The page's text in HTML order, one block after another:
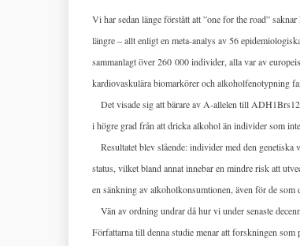
Vi har sedan länge förstått att ”one for the road”
längre – allt enligt en meta-analys av 56
sammanlagt över 260 000 individer, alla var av
kardiovaskulära biomarkörer och alkoholfenotypning
Det visade sig att bärare av A-allelen till
i högre grad från att dricka alkohol än individer som
Resultatet blev slående: individer med den
status, vilket bland annat innebar en mindre risk att
en sänkning av alkoholkonsumtionen, även för de
Vän av ordning undrar då hur vi under senaste
Författarna till denna studie menar att forskningen